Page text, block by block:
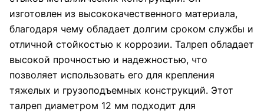
изготовлен из высококачественного материала,
благодаря чему обладает долгим сроком службы и
отличной стойкостью к коррозии. Талреп обладает
высокой прочностью и надежностью, что
позволяет использовать его для крепления
тяжелых и грузоподъемных конструкций. Этот
талреп диаметром 12 мм подходит для